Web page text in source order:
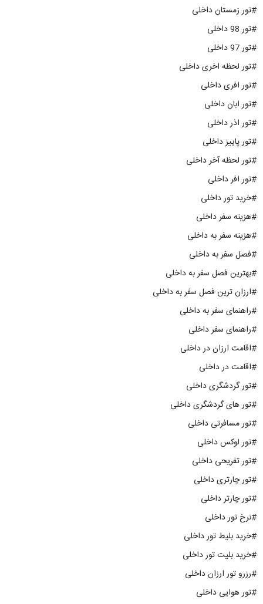
#تور زمستان داخلی
#تور 98 داخلی
#تور 97 داخلی
#تور لحظه اخری داخلی
#تور افری داخلی
#تور ابان داخلی
#تور اذر داخلی
#تور پاییز داخلی
#تور لحظه آخر داخلی
#تور افر داخلی
#خرید تور داخلی
#هزینه سفر داخلی
#هزینه سفر به داخلی
#فصل سفر به داخلی
#بهترین فصل سفر به داخلی
#ارزان ترین فصل سفر به داخلی
#راهنمای سفر به داخلی
#راهنمای سفر داخلی
#اقامت ارزان در داخلی
#اقامت در داخلی
#تور گردشگری داخلی
#تور های گردشگری داخلی
#تور مسافرتی داخلی
#تور لوکس داخلی
#تور تفریحی داخلی
#تور چارتری داخلی
#تور چارتر داخلی
#نرخ تور داخلی
#خرید بلیط تور داخلی
#خرید بلیت تور داخلی
#رزرو تور ارزان داخلی
#تور هوایی داخلی